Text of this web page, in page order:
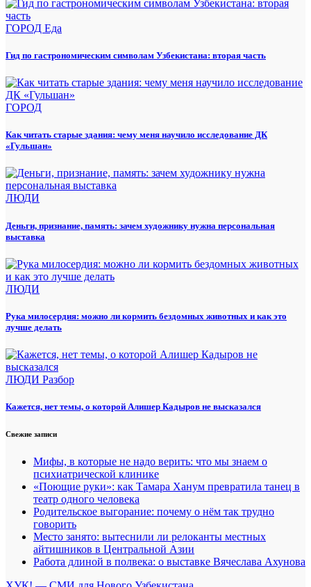
ГОРОД Еда
Гид по гастрономическим символам Узбекистана: вторая часть
ГОРОД
Как читать старые здания: чему меня научило исследование ДК
«Гульшан»
ЛЮДИ
Деньги, признание, память: зачем художнику нужна персональная
выставка
ЛЮДИ
Рука милосердия: можно ли кормить бездомных животных и как это
лучше делать
ЛЮДИ Разбор
Кажется, нет темы, о которой Алишер Кадыров не высказался
Свежие записи
Мифы, в которые не надо верить: что мы знаем о
психиатрической клинике
«Поющие руки»: как Тамара Ханум превратила танец в
театр одного человека
Родительское выгорание: почему о нём так трудно
говорить
Место занято: вытеснили ли релоканты местных
айтишников в Центральной Азии
Работа длиной в полвека: о выставке Вячеслава Ахунова